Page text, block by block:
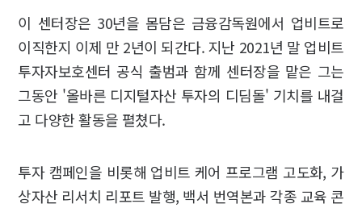
이 센터장은 30년을 몸담은 금융감독원에서 업비트로
이직한지 이제 만 2년이 되간다. 지난 2021년 말 업비트
투자자보호센터 공식 출범과 함께 센터장을 맡은 그는
그동안 '올바른 디지털자산 투자의 디딤돌' 기치를 내걸
고 다양한 활동을 펼쳤다.
투자 캠페인을 비롯해 업비트 케어 프로그램 고도화, 가
상자산 리서치 리포트 발행, 백서 번역본과 각종 교육 콘